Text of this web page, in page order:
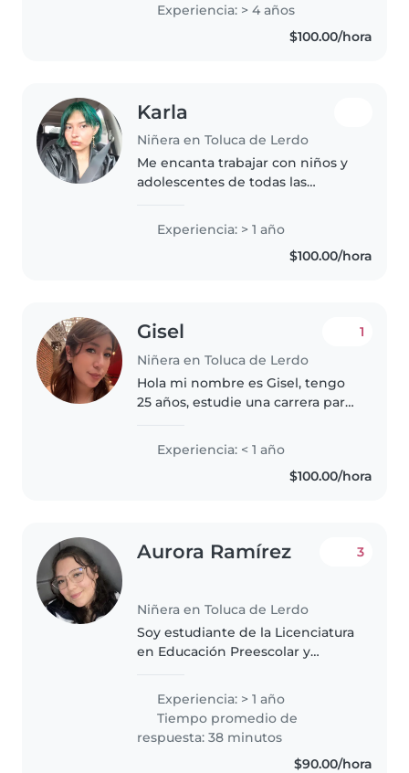
cuidado de niños de 0 a 5 años.
Si necesitas de una profesional
Experiencia: > 4 años
$100.00/hora
Karla
Niñera en Toluca de Lerdo
Me encanta trabajar con niños y
adolescentes de todas las
manualidades, música, dibujo y
apoyo con tareas, aporto
creatividad y paciencia a cada
Experiencia: > 1 año
$100.00/hora
Gisel
Niñera en Toluca de Lerdo
1
Hola mi nombre es Gisel, tengo
25 años, estudie una carrera para
secundaría entonces tengo
experiencia con los niños-
adolescentes. actualmente
Experiencia: < 1 año
$100.00/hora
Aurora Ramírez
Niñera en Toluca de Lerdo
3
Soy estudiante de la Licenciatura
en Educación Preescolar y
experiencia trabajando y
conviviendo con niños. Me
caracterizo por ser responsable,
paciente,..
Experiencia: > 1 año
Tiempo promedio de
respuesta: 38 minutos
$90.00/hora